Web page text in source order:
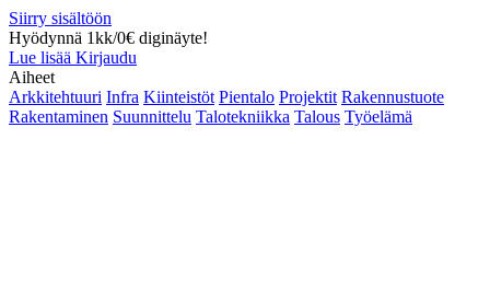
Siirry sisältöön
Hyödynnä 1kk/0€ diginäyte!
Lue lisää Kirjaudu
Aiheet
Arkkitehtuuri Infra Kiinteistöt Pientalo Projektit Rakennustuote
Rakentaminen Suunnittelu Talotekniikka Talous Työelämä